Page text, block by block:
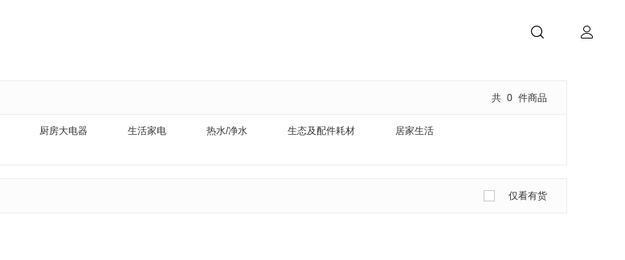
共 0 件商品
厨房大电器 生活家电 热水/净水 生态及配件耗材
居家生活
仅看有货